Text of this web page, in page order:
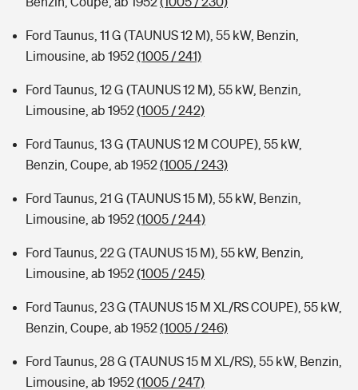
Ford Taunus, 11 G (TAUNUS 12 M), 55 kW, Benzin,
Limousine, ab 1952(1005 / 241)
Ford Taunus, 12 G (TAUNUS 12 M), 55 kW, Benzin,
Limousine, ab 1952(1005 / 242)
Ford Taunus, 13 G (TAUNUS 12 M COUPE), 55 kW,
Benzin, Coupe, ab 1952(1005 / 243)
Ford Taunus, 21 G (TAUNUS 15 M), 55 kW, Benzin,
Limousine, ab 1952(1005 / 244)
Ford Taunus, 22 G (TAUNUS 15 M), 55 kW, Benzin,
Limousine, ab 1952(1005 / 245)
Ford Taunus, 23 G (TAUNUS 15 M XL/RS COUPE), 55 kW,
Benzin, Coupe, ab 1952(1005 / 246)
Ford Taunus, 28 G (TAUNUS 15 M XL/RS), 55 kW, Benzin,
Limousine, ab 1952(1005 / 247)